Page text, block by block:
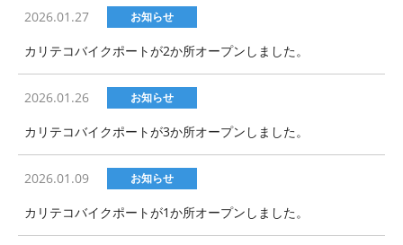
2026.01.27 お知らせ
カリテコバイクポートが2か所オープンしました。
2026.01.26 お知らせ
カリテコバイクポートが3か所オープンしました。
2026.01.09 お知らせ
カリテコバイクポートが1か所オープンしました。